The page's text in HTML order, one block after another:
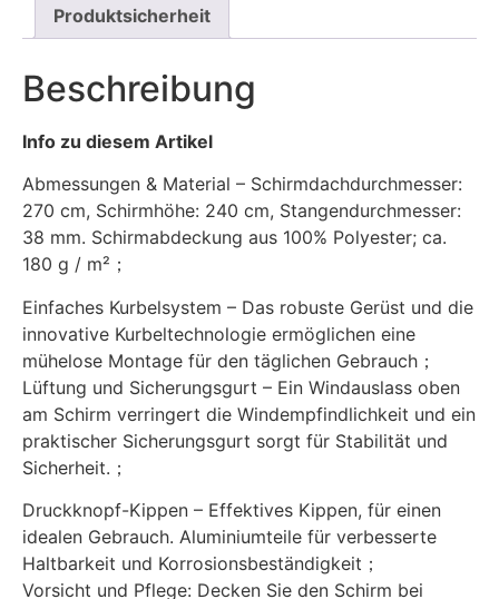
Produktsicherheit
Beschreibung
Info zu diesem Artikel
Abmessungen & Material – Schirmdachdurchmesser:
270 cm, Schirmhöhe: 240 cm, Stangendurchmesser:
38 mm. Schirmabdeckung aus 100% Polyester; ca.
180 g / m²；
Einfaches Kurbelsystem – Das robuste Gerüst und die
innovative Kurbeltechnologie ermöglichen eine
mühelose Montage für den täglichen Gebrauch；
Lüftung und Sicherungsgurt – Ein Windauslass oben
am Schirm verringert die Windempfindlichkeit und ein
praktischer Sicherungsgurt sorgt für Stabilität und
Sicherheit.；
Druckknopf-Kippen – Effektives Kippen, für einen
idealen Gebrauch. Aluminiumteile für verbesserte
Haltbarkeit und Korrosionsbeständigkeit；
Vorsicht und Pflege: Decken Sie den Schirm bei